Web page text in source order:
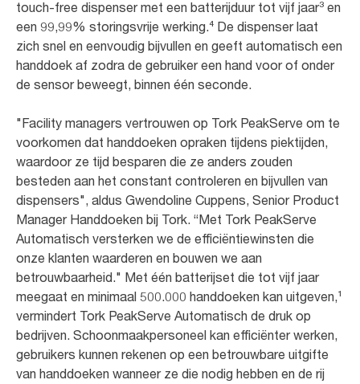
touch-free dispenser met een batterijduur tot vijf jaar³ en
een 99,99% storingsvrije werking.⁴ De dispenser laat
zich snel en eenvoudig bijvullen en geeft automatisch een
handdoek af zodra de gebruiker een hand voor of onder
de sensor beweegt, binnen één seconde.
"Facility managers vertrouwen op Tork PeakServe om te
voorkomen dat handdoeken opraken tijdens piektijden,
waardoor ze tijd besparen die ze anders zouden
besteden aan het constant controleren en bijvullen van
dispensers", aldus Gwendoline Cuppens, Senior Product
Manager Handdoeken bij Tork. “Met Tork PeakServe
Automatisch versterken we de efficiëntiewinsten die
onze klanten waarderen en bouwen we aan
betrouwbaarheid." Met één batterijset die tot vijf jaar
meegaat en minimaal 500.000 handdoeken kan uitgeven,¹
vermindert Tork PeakServe Automatisch de druk op
bedrijven. Schoonmaakpersoneel kan efficiënter werken,
gebruikers kunnen rekenen op een betrouwbare uitgifte
van handdoeken wanneer ze die nodig hebben en de rij